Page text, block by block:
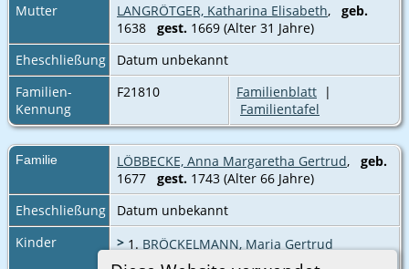
Mutter
LANGRÖTGER, Katharina Elisabeth, geb.
1638 gest. 1669 (Alter 31 Jahre)
Eheschließung
Datum unbekannt
Familien-
Kennung
F21810 Familienblatt |
Familientafel
Familie LÖBBECKE, Anna Margaretha Gertrud, geb.
1677 gest. 1743 (Alter 66 Jahre)
Eheschließung
Datum unbekannt
Kinder
> 1. BRÖCKELMANN, Maria Gertrud
Wilhelmina
,